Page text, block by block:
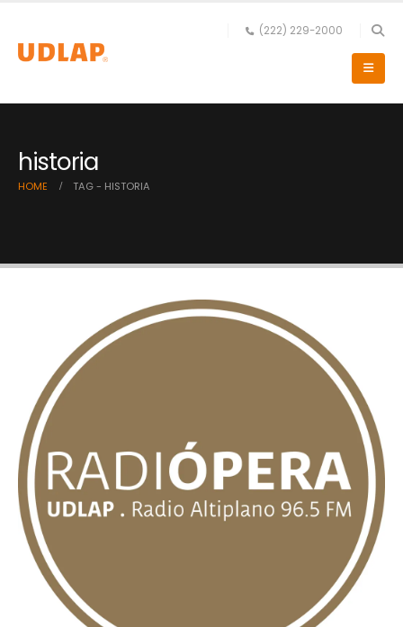
(222) 229-2000
historia
HOME TAG - HISTORIA